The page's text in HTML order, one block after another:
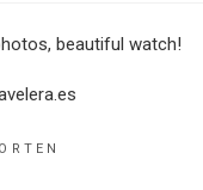
beautiful watch!